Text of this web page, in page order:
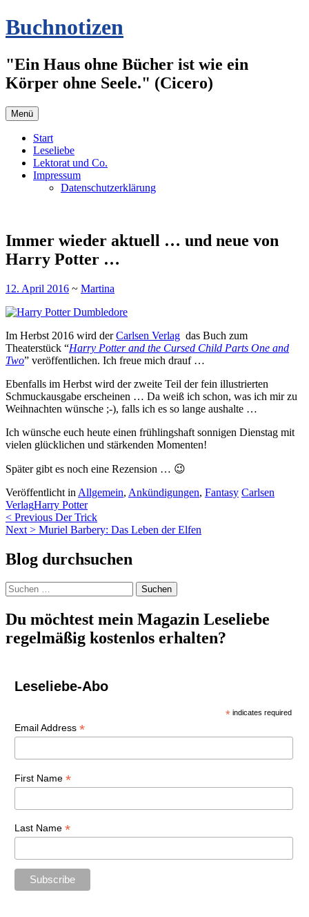
Zum
Inhalt
Buchnotizen
"Ein Haus ohne Bücher ist wie ein
Körper ohne Seele." (Cicero)
Menü
Start
Leseliebe
Lektorat und Co.
Impressum
Datenschutzerklärung
Immer wieder aktuell … und neue von
Harry Potter …
12. April 2016 ~ Martina
Im Herbst 2016 wird derCarlsen Verlag das Buch zum
Theaterstück “Harry Potter and the Cursed Child Parts One and
Two” veröffentlichen. Ich freue mich drauf …
Ebenfalls im Herbst wird der zweite Teil der fein illustrierten
Schmuckausgabe erscheinen … Da weiß ich schon, was ich mir zu
Weihnachten wünsche ;-), falls ich es so lange aushalte …
Ich wünsche euch heute einen frühlingshaft sonnigen Dienstag mit
vielen glücklichen und stärkenden Momenten!
Später gibt es noch eine Rezension … 😉
Veröffentlicht in Allgemein, Ankündigungen, Fantasy Carlsen
VerlagHarry Potter
Beitragsnavigation
< Previous Der Trick
Next > Muriel Barbery: Das Leben der Elfen
Blog durchsuchen
Suchen
nach:
Du möchtest mein Magazin Leseliebe
regelmäßig kostenlos erhalten?
Leseliebe-Abo
* indicates required
Email Address *
First Name *
Last Name *